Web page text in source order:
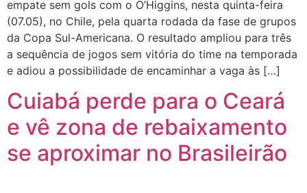
empate sem gols com o O’Higgins, nesta quinta-feira
(07.05), no Chile, pela quarta rodada da fase de grupos
da Copa Sul-Americana. O resultado ampliou para três
a sequência de jogos sem vitória do time na temporada
e adiou a possibilidade de encaminhar a vaga às […]
Cuiabá perde para o Ceará
e vê zona de rebaixamento
se aproximar no Brasileirão